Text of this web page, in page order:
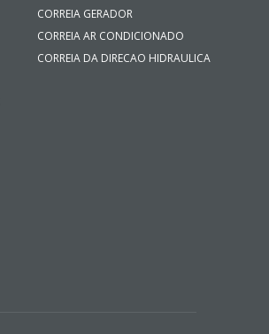
CORREIA GERADOR
CORREIA AR CONDICIONADO
CORREIA DA DIRECAO HIDRAULICA